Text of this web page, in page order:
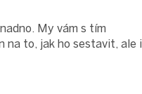
My vám s tím
na to, jak ho sestavit, ale i